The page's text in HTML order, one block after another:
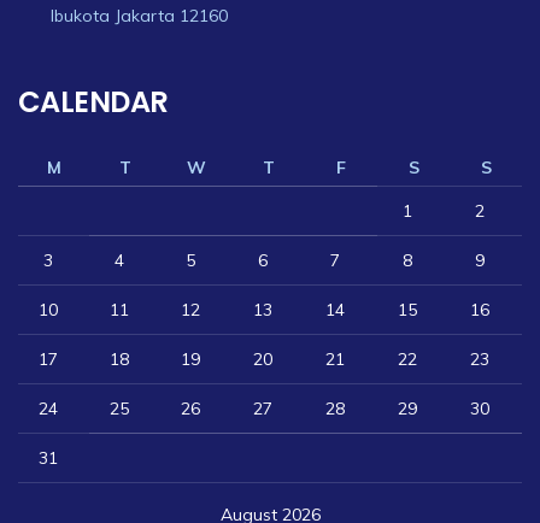
Ibukota Jakarta 12160
CALENDAR
August 2026
M T W T F S
S
1
2
3 4 5 6 7 8 9
10 11 12 13 14 15 16
17 18 19 20 21 22 23
24 25 26 27 28 29 30
31